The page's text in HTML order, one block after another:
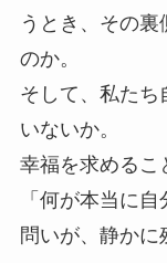
うとき、その
のか。
そして、私たち
いないか。
幸福を求めるこ
「何が本当に
問いが、静かに